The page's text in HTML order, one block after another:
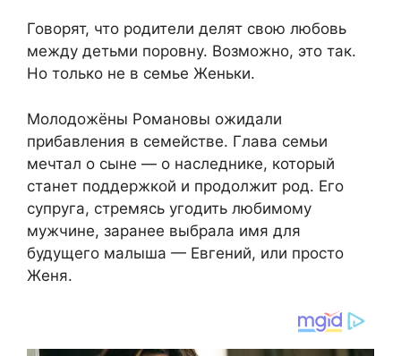
Говорят, что родители делят свою любовь
между детьми поровну. Возможно, это так.
Но только не в семье Женьки.
Молодожёны Романовы ожидали
прибавления в семействе. Глава семьи
мечтал о сыне — о наследнике, который
станет поддержкой и продолжит род. Его
супруга, стремясь угодить любимому
мужчине, заранее выбрала имя для
будущего малыша — Евгений, или просто
Женя.